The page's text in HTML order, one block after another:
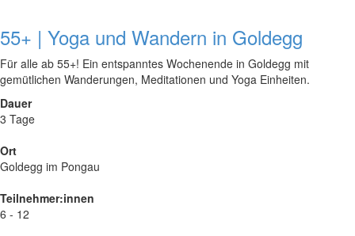
55+ | Yoga und Wandern in Goldegg
Für alle ab 55+! Ein entspanntes Wochenende in Goldegg mit
gemütlichen Wanderungen, Meditationen und Yoga Einheiten.
Dauer
3 Tage
Ort
Goldegg im Pongau
Teilnehmer:innen
6 - 12